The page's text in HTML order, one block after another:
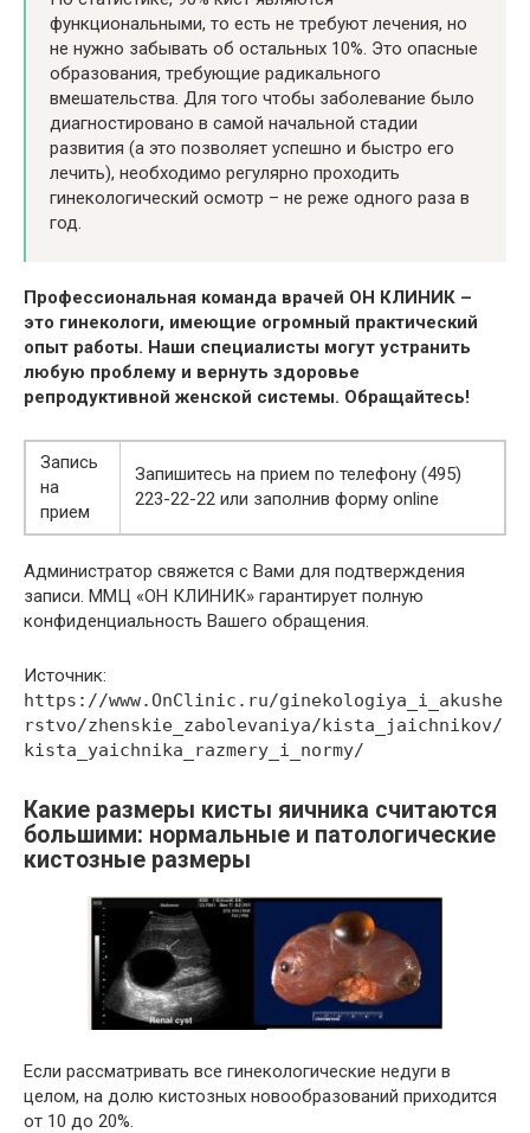
функциональными, то есть не требуют лечения, но
не нужно забывать об остальных 10%. Это опасные
образования, требующие радикального
вмешательства. Для того чтобы заболевание было
диагностировано в самой начальной стадии
развития (а это позволяет успешно и быстро его
лечить), необходимо регулярно проходить
гинекологический осмотр – не реже одного раза в
год.
Профессиональная команда врачей ОН КЛИНИК –
это гинекологи, имеющие огромный практический
опыт работы. Наши специалисты могут устранить
любую проблему и вернуть здоровье
репродуктивной женской системы. Обращайтесь!
Запись
на
прием
Запишитесь на прием по телефону (495)
223-22-22 или заполнив форму online
Администратор свяжется с Вами для подтверждения
записи. ММЦ «ОН КЛИНИК» гарантирует полную
конфиденциальность Вашего обращения.
Источник:
https://www.OnClinic.ru/ginekologiya_i_akushe
rstvo/zhenskie_zabolevaniya/kista_jaichnikov/
kista_yaichnika_razmery_i_normy/
Какие размеры кисты яичника считаются
большими: нормальные и патологические
кистозные размеры
Если рассматривать все гинекологические недуги в
целом, на долю кистозных новообразований приходится
от 10 до 20%.